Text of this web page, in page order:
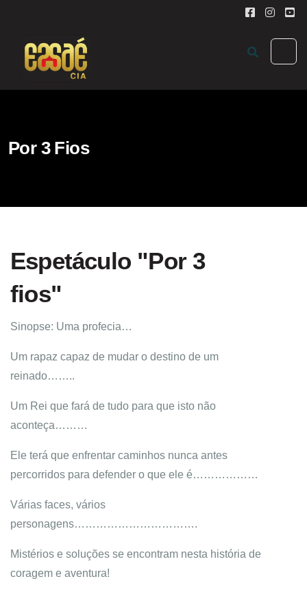
Por 3 Fios
Espetáculo "Por 3
fios"
Sinopse: Uma profecia…
Um rapaz capaz de mudar o destino de um
reinado……..
Um Rei que fará de tudo para que isto não
aconteça………
Ele terá que enfrentar caminhos nunca antes
percorridos para defender o que ele é………………
Várias faces, vários
personagens…………………………….
Mistérios e soluções se encontram nesta história de
coragem e aventura!